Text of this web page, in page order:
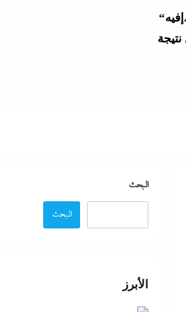
“زغاريد نص الليل للفجر”..إفيه
البحث
البحث
الأبرز